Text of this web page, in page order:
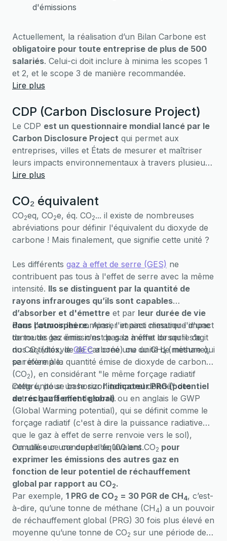
d'émissions
liées à l'activité d'une organisation
Le scope 2 comporte les émissions
indirectes liées à l'énergie
Le scope 3 se compose des autres
3. Calculer les émissions du scope 1, 2 et 3
Actuellement, la réalisation d’un Bilan Carbone est
obligatoire pour toute entreprise de plus de 500
salariés. Celui-ci doit inclure à minima les scopes 1
et 2, et le scope 3 de manière recommandée.
Lire plus
CDP (Carbon Disclosure Project)
Le CDP est un questionnaire mondial lancé par le
Carbon Disclosure Project qui permet aux
entreprises, villes et États de mesurer et maîtriser
leurs impacts environnementaux à travers plusieurs
critères. Il est envoyé une fois par an et permet aux
en fonction de l’impact et des engagements de
l’organisation sur 3 pôles différents : le climat, l’eau
et les forêts.
Lire plus
CO₂ équivalent
CO2eq, CO2e, éq. CO2... il existe de nombreuses
abréviations pour définir l'équivalent du dioxyde de
carbone ! Mais finalement, que signifie cette unité ?
Les différents gaz à effet de serre (GES) ne
contribuent pas tous à l'effet de serre avec la même
intensité. Ils se distinguent par la quantité de
rayons infrarouges qu’ils sont capables
d’absorber et d'émettre et par leur durée de vie
dans l’atmosphère.Ainsi, l'impact climatique d'une
tonne de gaz émis n'est pas la même lorsqu’il s’agit
du CO2(dioxyde de carbone) ou du CH4(méthane),
par exemple.
Pour pouvoir les comparer et ainsi mesurer l'impact
de toutes les émissions de gaz à effet de serre de
nos activités, leGIECa créé une unité de mesure qui
se réfère à la quantité émise de dioxyde de carbone
(CO2), en considérant "le même forçage radiatif
intégré, pour un horizon temporel donné" des
autres gaz à effet de serre.
Cette unité se base surl’indicateur PRG (potentiel
de réchauffement global)ou en anglais le GWP
(Global Warming potential), qui se définit comme le
forçage radiatif (c'est à dire la puissance radiative
que le gaz à effet de serre renvoie vers le sol),
cumulé sur une durée de 100 ans.
On utilise ce concept d'équivalent CO2 pour
exprimer les émissions des autres gaz en
fonction de leur potentiel de réchauffement
global par rapport au CO2.‍
Par exemple, 1 PRG de CO2 = 30 PGR de CH4, c’est-
à-dire, qu’une tonne de méthane (CH 4) a un pouvoir
de réchauffement global (PRG) 30 fois plus élevé en
moyenne qu’une tonne de CO2 sur une période de